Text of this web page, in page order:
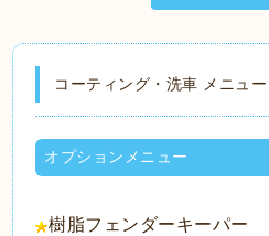
コーティング・洗車 メニュー
オプションメニュー
樹脂フェンダーキーパー